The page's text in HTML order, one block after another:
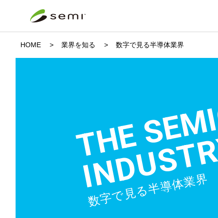
HOME 業界を知る 数字で見る半導体業界
THE
数字で見る半導体業界